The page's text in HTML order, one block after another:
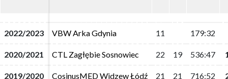
2022/2023 VBW Arka Gdynia 11 179:32
2020/2021 CTL Zagłębie Sosnowiec 22 19 536:47
2019/2020 CosinusMED Widzew Łódź 21 21 716:52
2022/2023 VBW Arka Gdynia 11 179:32
2020/2021 CTL Zagłębie Sosnowiec 22 19 536:47
2019/2020 CosinusMED Widzew Łódź 21 21 716:52